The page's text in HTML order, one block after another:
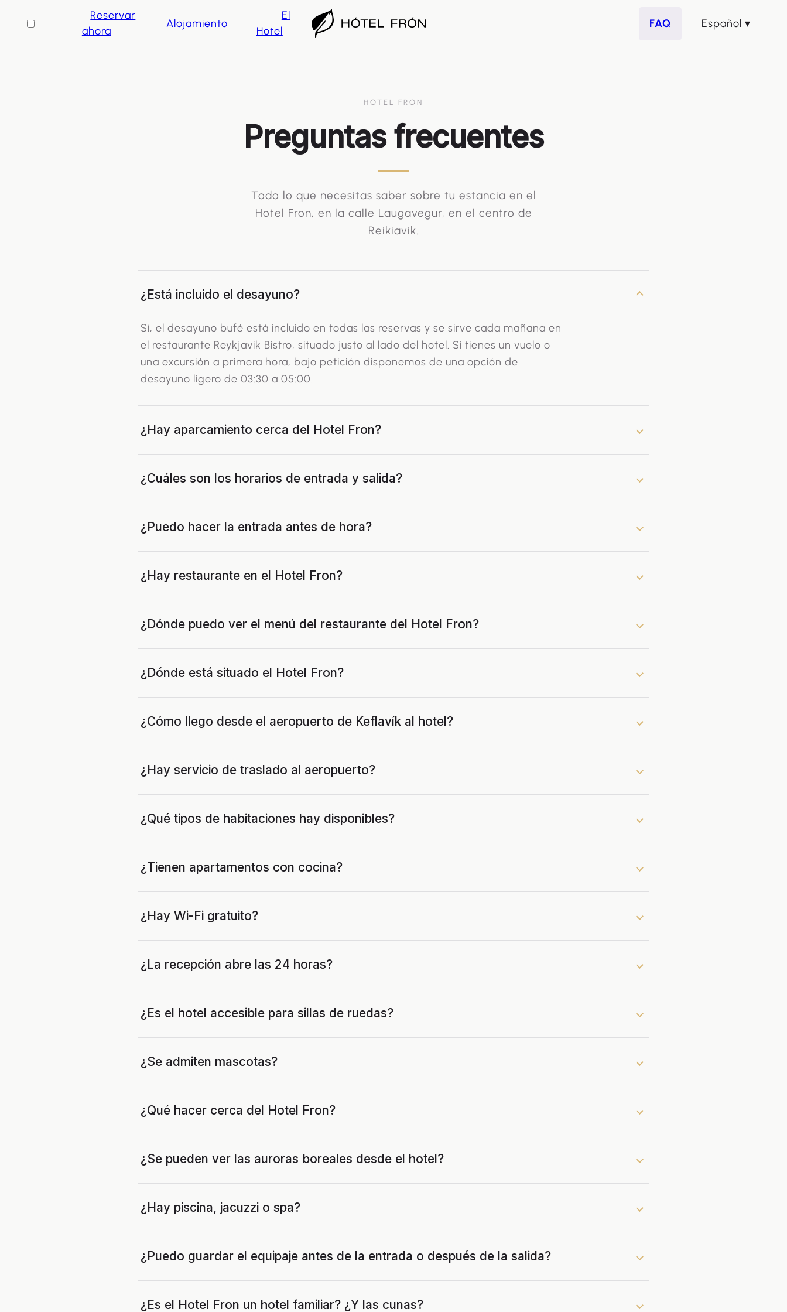
Reservar
ahora
Alojamiento
El
Hotel
FAQ Español
HOTEL FRON
Preguntas frecuentes
Todo lo que necesitas saber sobre tu estancia en el
Hotel Fron, en la calle Laugavegur, en el centro de
Reikiavik.
¿Está incluido el desayuno?
Sí, el desayuno bufé está incluido en todas las reservas y se sirve cada mañana en
el restaurante Reykjavik Bistro, situado justo al lado del hotel. Si tienes un vuelo o
una excursión a primera hora, bajo petición disponemos de una opción de
desayuno ligero de 03:30 a 05:00.
¿Hay aparcamiento cerca del Hotel Fron?
¿Cuáles son los horarios de entrada y salida?
¿Puedo hacer la entrada antes de hora?
¿Hay restaurante en el Hotel Fron?
¿Dónde puedo ver el menú del restaurante del Hotel Fron?
¿Dónde está situado el Hotel Fron?
¿Cómo llego desde el aeropuerto de Keflavík al hotel?
¿Hay servicio de traslado al aeropuerto?
¿Qué tipos de habitaciones hay disponibles?
¿Tienen apartamentos con cocina?
¿Hay Wi-Fi gratuito?
¿La recepción abre las 24 horas?
¿Es el hotel accesible para sillas de ruedas?
¿Se admiten mascotas?
¿Qué hacer cerca del Hotel Fron?
¿Se pueden ver las auroras boreales desde el hotel?
¿Hay piscina, jacuzzi o spa?
¿Puedo guardar el equipaje antes de la entrada o después de la salida?
¿Es el Hotel Fron un hotel familiar? ¿Y las cunas?